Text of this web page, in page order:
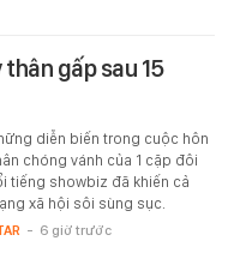
gấp sau 15
diễn biến trong cuộc hôn
chóng vánh của 1 cặp đôi
tiếng showbiz đã khiến cả
xã hội sôi sùng sục.
- 6 giờ trước